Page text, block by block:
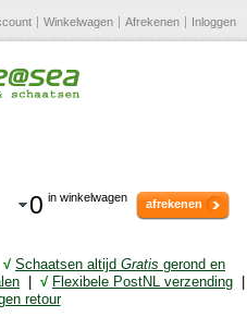
Winkelwagen Afrekenen Inloggen
0 in winkelwagen afrekenen
√ Schaatsen altijd Gratis gerond en
√ Flexibele PostNL verzending
retour